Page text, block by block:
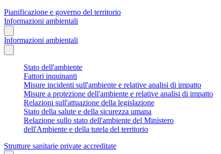
Pianificazione e governo del territorio
Informazioni ambientali
Informazioni ambientali
Stato dell'ambiente
Fattori inquinanti
Misure incidenti sull'ambiente e relative analisi di impatto
Misure a protezione dell'ambiente e relative analisi di impatto
Relazioni sull'attuazione della legislazione
Stato della salute e della sicurezza umana
Relazione sullo stato dell'ambiente del Ministero
dell'Ambiente e della tutela del territorio
Strutture sanitarie private accreditate